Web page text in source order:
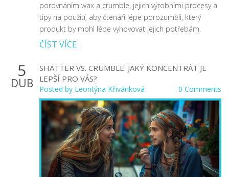
porovnáním wax a crumble, jejich výrobními procesy a
tipy na použití, aby čtenáři lépe porozuměli, který
produkt by mohl lépe vyhovovat jejich potřebám.
ČÍST VÍCE
5
DUB
SHATTER VS. CRUMBLE: JAKÝ KONCENTRÁT JE
LEPŠÍ PRO VÁS?
Posted by Leontýna Křivánková 0 Comments